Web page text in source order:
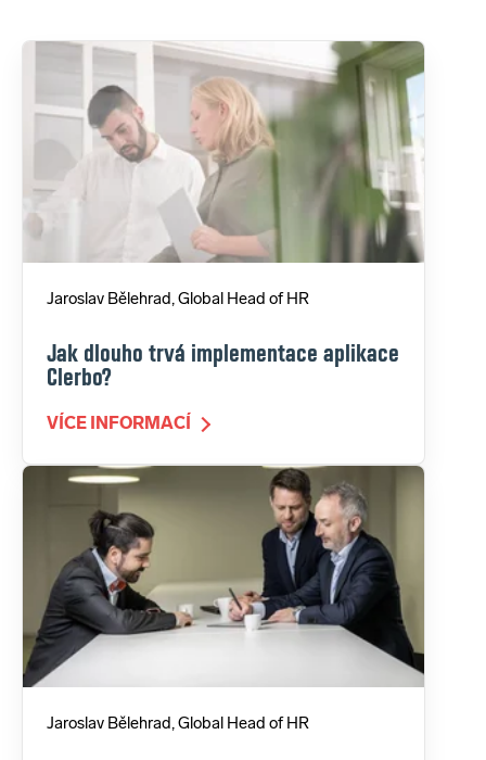
Jaroslav Bělehrad, Global Head of HR
Jak dlouho trvá implementace aplikace
Clerbo?
VÍCE INFORMACÍ
Jaroslav Bělehrad, Global Head of HR